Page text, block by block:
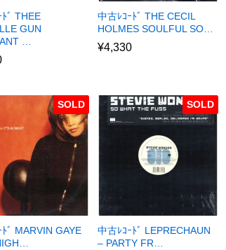
ﾄﾞ THEE
GUN
…
中古ﾚｺｰﾄﾞ THE CECIL
HOLMES SOULFUL SO…
¥4,330
SOLD
ﾄﾞ MARVIN GAYE
SOLD
中古ﾚｺｰﾄﾞ LEPRECHAUN
– PARTY FR…